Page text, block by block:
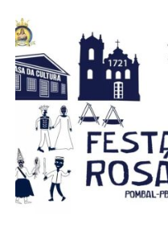
FOTOS
COLUNISTAS